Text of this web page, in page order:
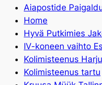
Aiapostide
Home
Hyvä Putkimies
IV-koneen vaihto
Kolimisteenus
Kolimisteenus tartu